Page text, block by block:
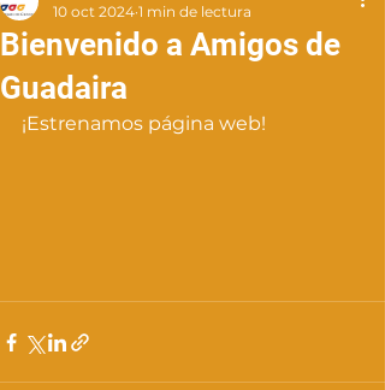
Bienvenido a Amigos de
Guadaira
10 oct 2024 1 min de lectura
¡Estrenamos página web!